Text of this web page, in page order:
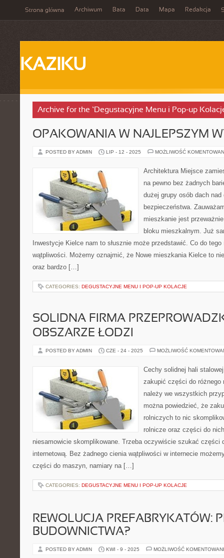
Strona główna Archiwum Bata Data Mapa Redakcja
KAZIKU
Archive for the ‘Degustacyjne Menu i Pop-up
OPAKOWANIA W NAJLEPSZYM
POSTED BY ADMIN LIP - 12 - 2025 MOŻLIWOŚĆ
Architektura Miejsce
na pewno bez żadnych
dużej grupy osób dach nad
bezpieczeństwa.
mieszkanie jest
bloku mieszkalnym. Już
Inwestycje Kielce nam to słusznie może przedstawić. Co do
wątpliwości. Możemy oznajmić, że Nowe mieszkania Kielce to
oraz bardzo […]
CATEGORIES: DEGUSTACYJNE MENU I POP-UP KOLACJE
SOLIDNA FIRMA
OBSZARZE ŁODZI
POSTED BY ADMIN CZE - 24 - 2025 MOŻLIWOŚĆ
Cechy solidnej hali
zakupić części do
należy we wszystkich
można powiedzieć, że
rolniczych to nic
rolnicze oraz części do
niesamowicie skomplikowane. Trzeba oczywiście szukać części
internetową. Bez żadnego cienia wątpliwości w internecie
części do maszyn, namiary na […]
CATEGORIES: DEGUSTACYJNE MENU I POP-UP KOLACJE
REWOLUCJA PREFABRYKATÓW:
BUDOWNICTWA?
POSTED BY ADMIN KWI - 9 - 2025 MOŻLIWOŚĆ